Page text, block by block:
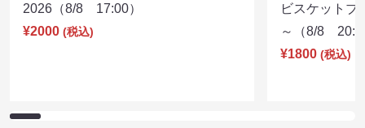
2026（8/8 17:00）
¥2000 (税込)
ビスケットブ
～（8/8
¥1800 (税込)